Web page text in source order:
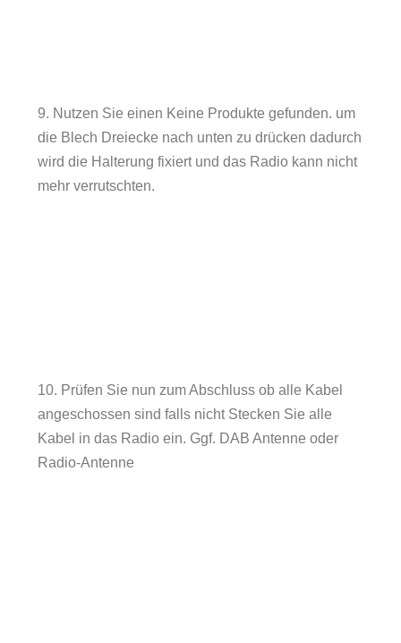
9. Nutzen Sie einen Keine Produkte gefunden. um
die Blech Dreiecke nach unten zu drücken dadurch
wird die Halterung fixiert und das Radio kann nicht
mehr verrutschten.
10. Prüfen Sie nun zum Abschluss ob alle Kabel
angeschossen sind falls nicht Stecken Sie alle
Kabel in das Radio ein. Ggf. DAB Antenne oder
Radio-Antenne